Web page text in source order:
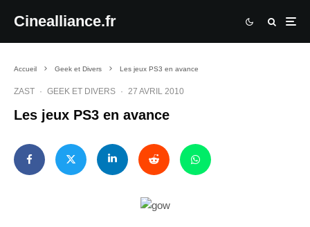
Cinealliance.fr
Accueil Geek et Divers Les jeux PS3 en avance
ZAST · GEEK ET DIVERS · 27 AVRIL 2010
Les jeux PS3 en avance